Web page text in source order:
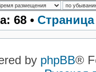
68 •
by phpBB®